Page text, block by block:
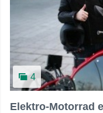
4
Elektro-Motorrad